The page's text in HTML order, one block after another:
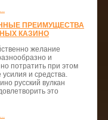
ПРЕИМУЩЕСТВА
КАЗИНО
желание
и
потратить при этом
и средства.
русский вулкан
это